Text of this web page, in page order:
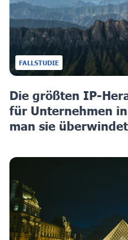
FALLSTUDIE
Die größten IP-
für Unternehmen
man sie überwindet